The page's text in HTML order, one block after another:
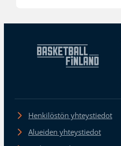
Henkilöstön yhteystiedot
Alueiden yhteystiedot